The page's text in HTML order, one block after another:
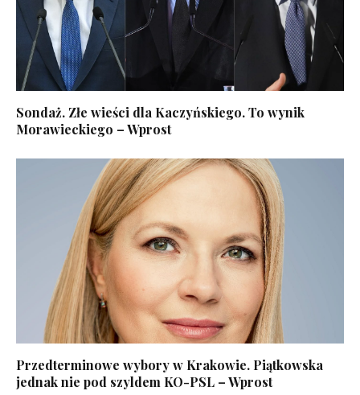
Sondaż. Złe wieści dla Kaczyńskiego. To wynik
Morawieckiego – Wprost
Przedterminowe wybory w Krakowie. Piątkowska
jednak nie pod szyldem KO-PSL – Wprost